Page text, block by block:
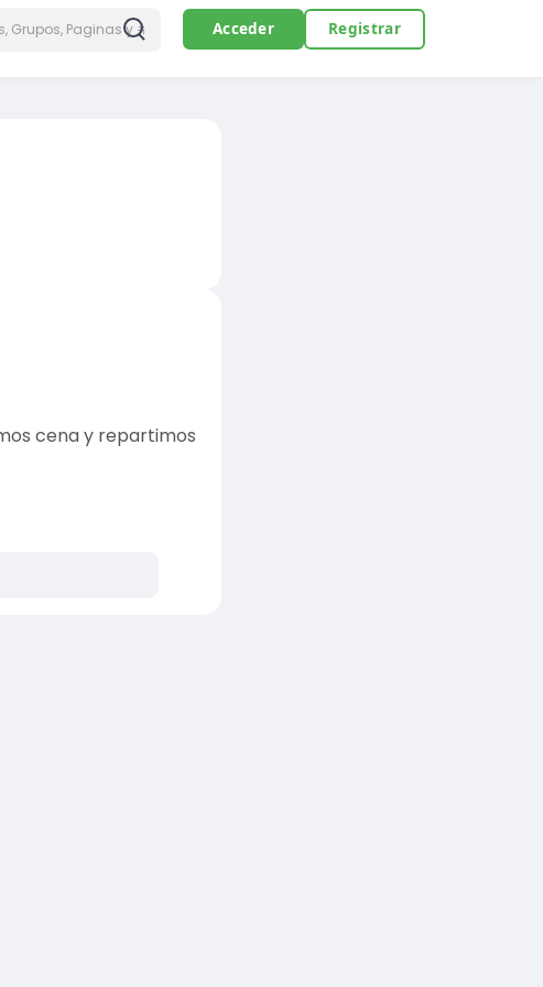
Acceder Registrar
cena y repartimos